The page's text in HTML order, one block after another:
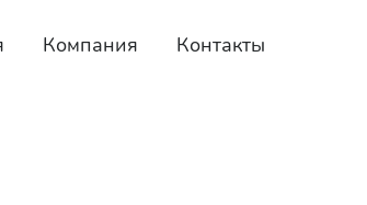
Компания Контакты